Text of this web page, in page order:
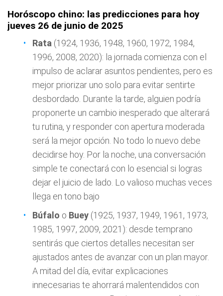
Horóscopo chino: las predicciones para hoy
jueves 26 de junio de 2025
Rata (1924, 1936, 1948, 1960, 1972, 1984,
1996, 2008, 2020): la jornada comienza con el
impulso de aclarar asuntos pendientes, pero es
mejor priorizar uno solo para evitar sentirte
desbordado. Durante la tarde, alguien podría
proponerte un cambio inesperado que alterará
tu rutina, y responder con apertura moderada
será la mejor opción. No todo lo nuevo debe
decidirse hoy. Por la noche, una conversación
simple te conectará con lo esencial si logras
dejar el juicio de lado. Lo valioso muchas veces
llega en tono bajo
Búfalo o Buey (1925, 1937, 1949, 1961, 1973,
1985, 1997, 2009, 2021): desde temprano
sentirás que ciertos detalles necesitan ser
ajustados antes de avanzar con un plan mayor.
A mitad del día, evitar explicaciones
innecesarias te ahorrará malentendidos con